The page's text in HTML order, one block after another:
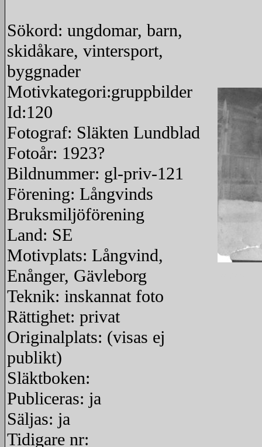
Sökord: ungdomar, barn,
skidåkare, vintersport,
byggnader
Motivkategori:gruppbilder
Id:120
Fotograf: Släkten Lundblad
Fotoår: 1923?
Bildnummer: gl-priv-121
Förening: Långvinds
Bruksmiljöförening
Land: SE
Motivplats: Långvind,
Enånger, Gävleborg
Teknik: inskannat foto
Rättighet: privat
Originalplats: (visas ej
publikt)
Släktboken:
Publiceras: ja
Säljas: ja
Tidigare nr: